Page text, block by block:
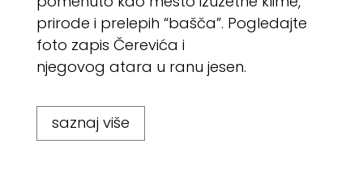
prirode i prelepih “bašča”. Pogledajte
foto zapis Čerevića i
njegovog atara u ranu jesen.
saznaj više